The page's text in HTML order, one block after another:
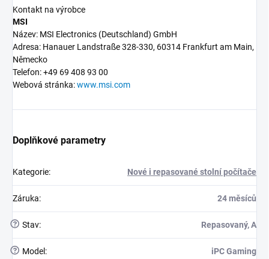
Kontakt na výrobce
MSI
Název: MSI Electronics (Deutschland) GmbH
Adresa: Hanauer Landstraße 328-330, 60314 Frankfurt am Main,
Německo
Telefon: +49 69 408 93 00
Webová stránka:www.msi.com
Doplňkové parametry
Kategorie: Nové i repasované stolní počítače
Záruka: 24 měsíců
? Stav: Repasovaný, A
? Model : iPC Gaming